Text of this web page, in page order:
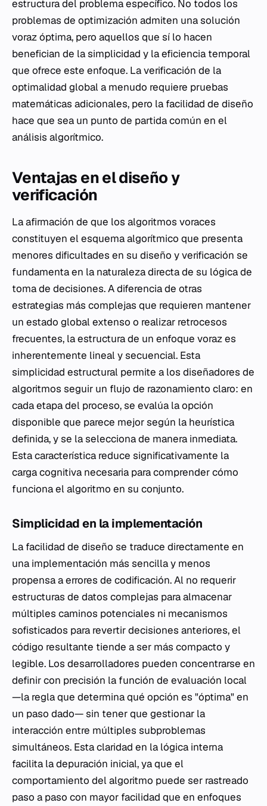
estructura del problema específico. No todos los
problemas de optimización admiten una solución
voraz óptima, pero aquellos que sí lo hacen
benefician de la simplicidad y la eficiencia temporal
que ofrece este enfoque. La verificación de la
optimalidad global a menudo requiere pruebas
matemáticas adicionales, pero la facilidad de diseño
hace que sea un punto de partida común en el
análisis algorítmico.
Ventajas en el diseño y
verificación
La afirmación de que los algoritmos voraces
constituyen el esquema algorítmico que presenta
menores dificultades en su diseño y verificación se
fundamenta en la naturaleza directa de su lógica de
toma de decisiones. A diferencia de otras
estrategias más complejas que requieren mantener
un estado global extenso o realizar retrocesos
frecuentes, la estructura de un enfoque voraz es
inherentemente lineal y secuencial. Esta
simplicidad estructural permite a los diseñadores de
algoritmos seguir un flujo de razonamiento claro: en
cada etapa del proceso, se evalúa la opción
disponible que parece mejor según la heurística
definida, y se la selecciona de manera inmediata.
Esta característica reduce significativamente la
carga cognitiva necesaria para comprender cómo
funciona el algoritmo en su conjunto.
Simplicidad en la implementación
La facilidad de diseño se traduce directamente en
una implementación más sencilla y menos
propensa a errores de codificación. Al no requerir
estructuras de datos complejas para almacenar
múltiples caminos potenciales ni mecanismos
sofisticados para revertir decisiones anteriores, el
código resultante tiende a ser más compacto y
legible. Los desarrolladores pueden concentrarse en
definir con precisión la función de evaluación local
—la regla que determina qué opción es "óptima" en
un paso dado— sin tener que gestionar la
interacción entre múltiples subproblemas
simultáneos. Esta claridad en la lógica interna
facilita la depuración inicial, ya que el
comportamiento del algoritmo puede ser rastreado
paso a paso con mayor facilidad que en enfoques